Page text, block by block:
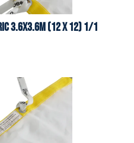
(12 x 12) 1/1